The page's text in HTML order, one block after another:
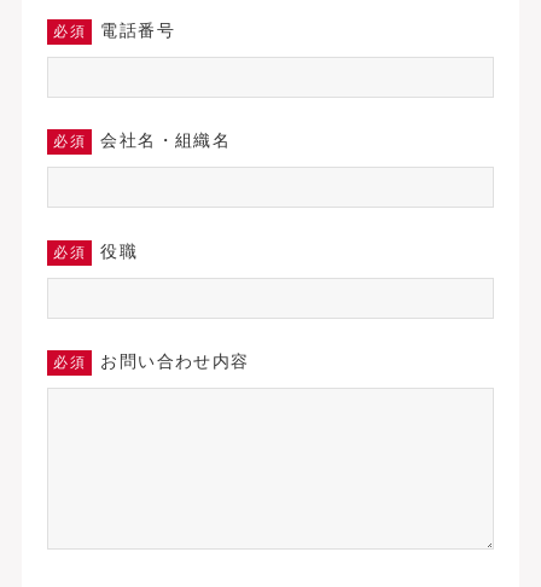
必須 電話番号
必須 会社名・組織名
必須 役職
必須 お問い合わせ内容